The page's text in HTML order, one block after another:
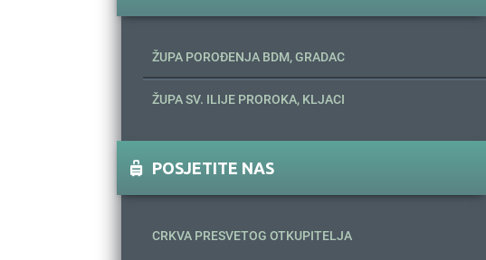
ŽUPA POROĐENJA BDM, GRADAC
ŽUPA SV. ILIJE PROROKA, KLJACI
POSJETITE NAS
CRKVA PRESVETOG OTKUPITELJA